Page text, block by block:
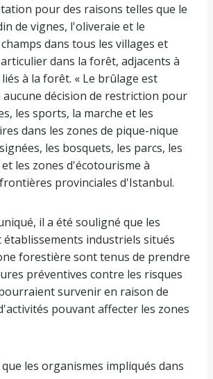
pour des raisons telles que le
de vignes, l'oliveraie et le
dans tous les villages et
dans la forêt, adjacents à
à la forêt. « Le brûlage est
décision de restriction pour
les sports, la marche et les
dans les zones de pique-nique
les bosquets, les parcs, les
les zones d'écotourisme à
provinciales d'Istanbul.
il a été souligné que les
industriels situés
forestière sont tenus de prendre
préventives contre les risques
survenir en raison de
pouvant affecter les zones
les organismes impliqués dans